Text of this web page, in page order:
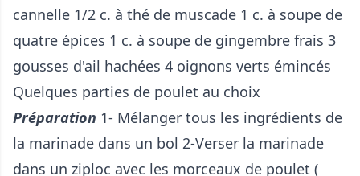
cannelle 1/2 c. à thé de muscade 1 c. à soupe de
quatre épices 1 c. à soupe de gingembre frais 3
gousses d'ail hachées 4 oignons verts émincés
Quelques parties de poulet au choix
Préparation 1- Mélanger tous les ingrédients de
la marinade dans un bol 2-Verser la marinade
dans un ziploc avec les morceaux de poulet (